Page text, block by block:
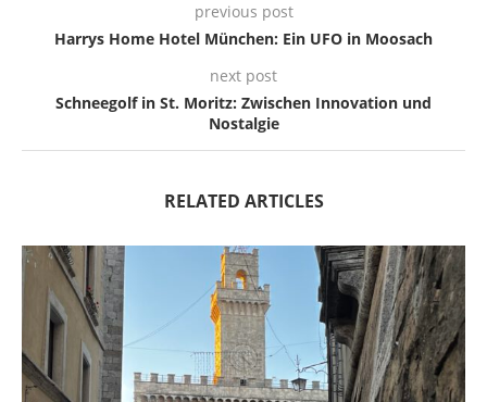
previous post
Harrys Home Hotel München: Ein UFO in Moosach
next post
Schneegolf in St. Moritz: Zwischen Innovation und
Nostalgie
RELATED ARTICLES